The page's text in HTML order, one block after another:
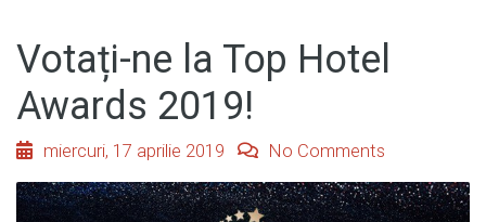
Votați-ne la Top Hotel
Awards 2019!
miercuri, 17 aprilie 2019 No Comments